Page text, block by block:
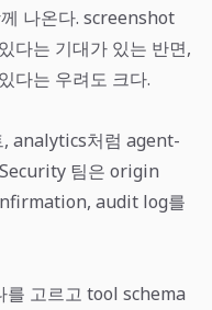
나온다. screenshot
다는 기대가 있는 반면,
다는 우려도 크다.
, analytics처럼 agent-
팀은 origin
audit log를
고르고 tool schema